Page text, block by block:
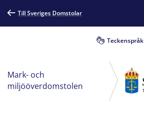
Till Sveriges Domstolar
Teckenspråk
Mark- och
miljööverdomstolen